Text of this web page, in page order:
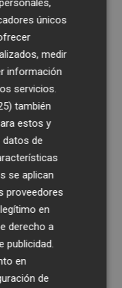
homologadas
únicos
medir
información
servicios.
también
estos y
datos de
se aplican
proveedores
en
derecho a
publicidad.
en
de